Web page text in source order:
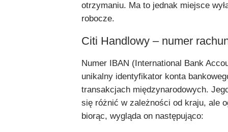
otrzymaniu. Ma to jednak miejsce
robocze.
Citi Handlowy – numer
Numer IBAN (International Bank
unikalny identyfikator konta
transakcjach międzynarodowych.
się różnić w zależności od kraju, ale
biorąc, wygląda on następująco: